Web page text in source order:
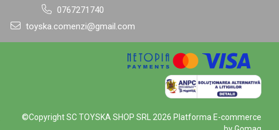
0767271740
toyska.comenzi@gmail.com
©Copyright SC TOYSKA SHOP SRL 2026 Platforma E-commerce